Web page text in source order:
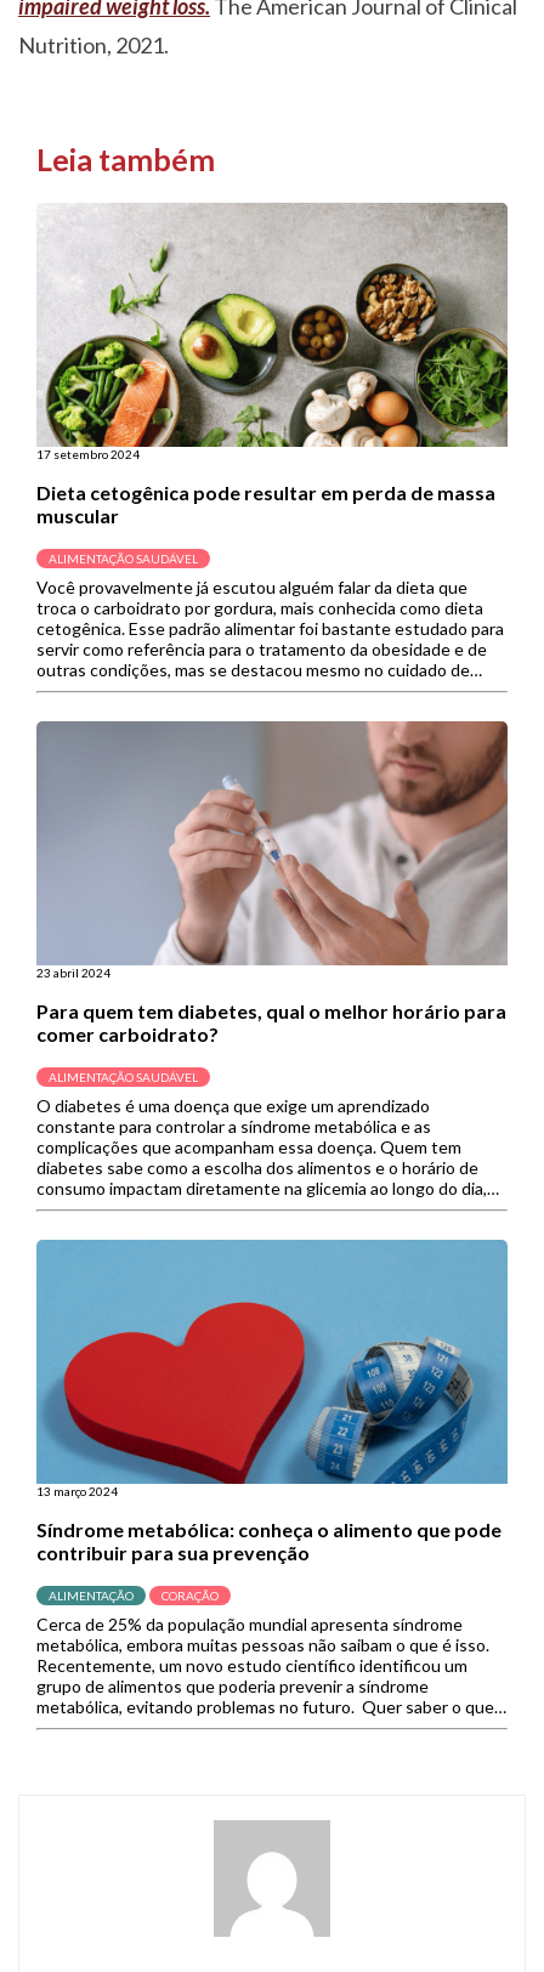
impaired weight loss. The American Journal of Clinical
Nutrition, 2021.
Leia também
17 setembro 2024
Dieta cetogênica pode resultar em perda de massa
muscular
ALIMENTAÇÃO SAUDÁVEL
Você provavelmente já escutou alguém falar da dieta que
troca o carboidrato por gordura, mais conhecida como dieta
cetogênica. Esse padrão alimentar foi bastante estudado para
servir como referência para o tratamento da obesidade e de
outras condições, mas se destacou mesmo no cuidado de
doenças neurológicas, como a epilepsia. Contudo, novamente
23 abril 2024
Para quem tem diabetes, qual o melhor horário para
comer carboidrato?
ALIMENTAÇÃO SAUDÁVEL
O diabetes é uma doença que exige um aprendizado
constante para controlar a síndrome metabólica e as
complicações que acompanham essa doença. Quem tem
diabetes sabe como a escolha dos alimentos e o horário de
consumo impactam diretamente na glicemia ao longo do dia,
por isso, uma pesquisa investigou se o carboidrato teria um
13 março 2024
Síndrome metabólica: conheça o alimento que pode
contribuir para sua prevenção
ALIMENTAÇÃO CORAÇÃO
Cerca de 25% da população mundial apresenta síndrome
metabólica, embora muitas pessoas não saibam o que é isso.
Recentemente, um novo estudo científico identificou um
grupo de alimentos que poderia prevenir a síndrome
metabólica, evitando problemas no futuro. Quer saber o que é
a síndrome metabólica, por que ela acontece e como preveni-